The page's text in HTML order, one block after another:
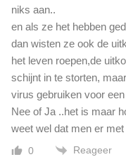
niks aan..
en als ze het hebben
dan wisten ze ook de
het leven roepen,de
schijnt in te storten,
virus gebruiken voor
Nee of Ja ..het is maar
weet wel dat men er
0 Reageer